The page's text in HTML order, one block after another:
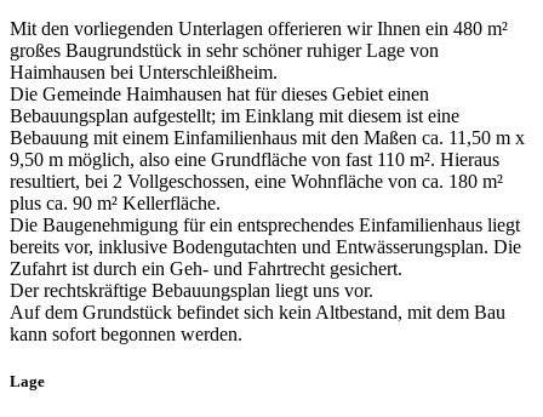
Mit den vorliegenden Unterlagen offerieren wir Ihnen ein 480 m²
großes Baugrundstück in sehr schöner ruhiger Lage von
Haimhausen bei Unterschleißheim.
Die Gemeinde Haimhausen hat für dieses Gebiet einen
Bebauungsplan aufgestellt; im Einklang mit diesem ist eine
Bebauung mit einem Einfamilienhaus mit den Maßen ca. 11,50 m x
9,50 m möglich, also eine Grundfläche von fast 110 m². Hieraus
resultiert, bei 2 Vollgeschossen, eine Wohnfläche von ca. 180 m²
plus ca. 90 m² Kellerfläche.
Die Baugenehmigung für ein entsprechendes Einfamilienhaus liegt
bereits vor, inklusive Bodengutachten und Entwässerungsplan. Die
Zufahrt ist durch ein Geh- und Fahrtrecht gesichert.
Der rechtskräftige Bebauungsplan liegt uns vor.
Auf dem Grundstück befindet sich kein Altbestand, mit dem Bau
kann sofort begonnen werden.
Lage